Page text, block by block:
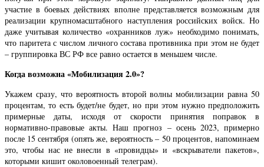
участие в боевых действиях вполне представляется возможным для
реализации крупномасштабного наступления российских войск. Но
даже учитывая количество «охранников луж» необходимо понимать,
что паритета с числом личного состава противника при этом не будет
– группировка ВС РФ все равно остается в меньшем числе.
Когда возможна «Мобилизация 2.0»?
Укажем сразу, что вероятность второй волны мобилизации равна 50
процентам, то есть будет/не будет, но при этом нужно предположить
примерные даты, исходя от скорости принятия поправок в
нормативно-правовые акты. Наш прогноз – осень 2023, примерно
после 15 сентября (опять же, вероятность – 50 процентов, напоминаем
это, чтобы нас не внесли в «провидцы» и «вскрыватели пакетов»,
которыми кишит околовоенный телеграм).